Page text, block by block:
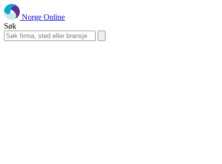
Norge Online
Søk